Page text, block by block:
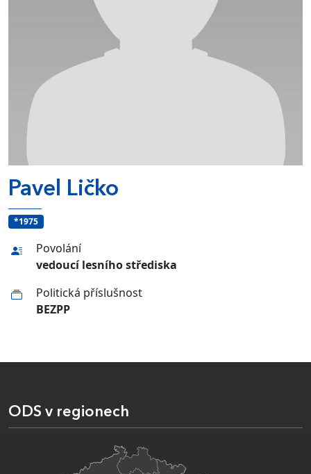
Pavel Ličko
*1975
Povolání
vedoucí lesního střediska
Politická příslušnost
BEZPP
ODS v regionech